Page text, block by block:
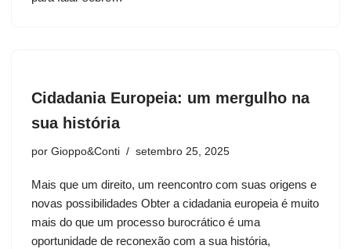
Cidadania Europeia: um mergulho na
sua história
por Gioppo&Conti setembro 25, 2025
Mais que um direito, um reencontro com suas origens e
novas possibilidades Obter a cidadania europeia é muito
mais do que um processo burocrático é uma
oportunidade de reconexão com a sua história,